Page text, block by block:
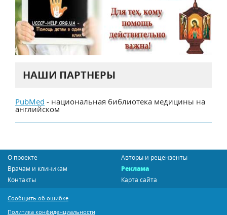
НАШИ ПАРТНЕРЫ
PubMed - национальная библиотека медицины на
английском
О проекте
Авторы и рецензенты
Врачам и клиникам
Реклама
Контакты
Карта сайта
Сообщить об ошибке
Политика конфиденциальности